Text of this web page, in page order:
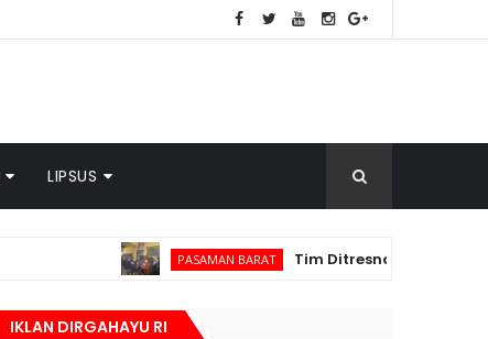
LIPSUS
PASAMAN BARAT Tim Ditresnarkoba Polda Sumbar
IKLAN DIRGAHAYU RI